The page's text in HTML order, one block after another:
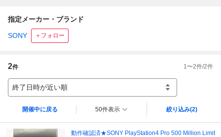
指定メーカー・ブランド
SONY ＋フォロー
2件 1 〜2件/2件
終了日時が近い順
開催中に戻る 50件表示 絞り込み(2)
動作確認済★SONY PlayStation4 Pro 500 Million Limit